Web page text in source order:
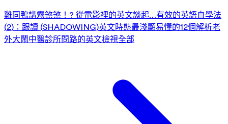
雞同鴨講霧煞煞！? 從電影裡的英文談起…有效的英語自學法
(2)：跟讀 (SHADOWING)英文時態最淺顯易懂的12個解析老
外大鬧中醫診所問路的英文檢視全部